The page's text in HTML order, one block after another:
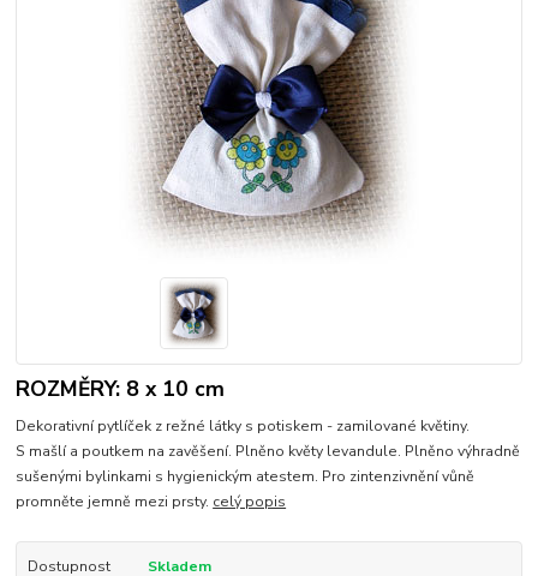
ROZMĚRY: 8 x 10 cm
Dekorativní pytlíček z režné látky s potiskem - zamilované květiny.
S mašlí a poutkem na zavěšení. Plněno květy levandule. Plněno výhradně
sušenými bylinkami s hygienickým atestem. Pro zintenzivnění vůně
promněte jemně mezi prsty. celý popis
Dostupnost
Skladem